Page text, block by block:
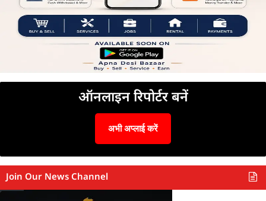
ऑनलाइन रिपोर्टर बनें
अभी अप्लाई करें
Join Our News Channel